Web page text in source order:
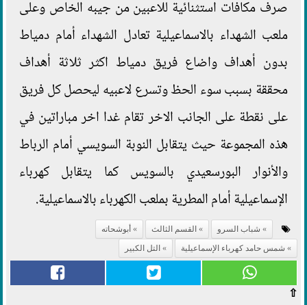
صرف مكافات استثنائية للاعبين من جيبه الخاص وعلى
ملعب الشهداء بالاسماعيلية تعادل الشهداء أمام دمياط
بدون أهداف واضاع فريق دمياط اكثر ثلاثة أهداف
محققة بسبب سوء الحظ وتسرع لاعبيه ليحصل كل فريق
على نقطة على الجانب الاخر تقام غدا اخر مباراتين في
هذه المجموعة حيث يتقابل النوبة السويسي أمام الرباط
والأنوار البورسعيدي بالسويس كما يتقابل كهرباء
الإسماعيلية أمام المطرية بملعب الكهرباء بالاسماعيلية.
شباب السرو القسم الثالث
أبوشحاته
شمس حامد كهرباء الإسماعيلية
التل الكبير
⇧